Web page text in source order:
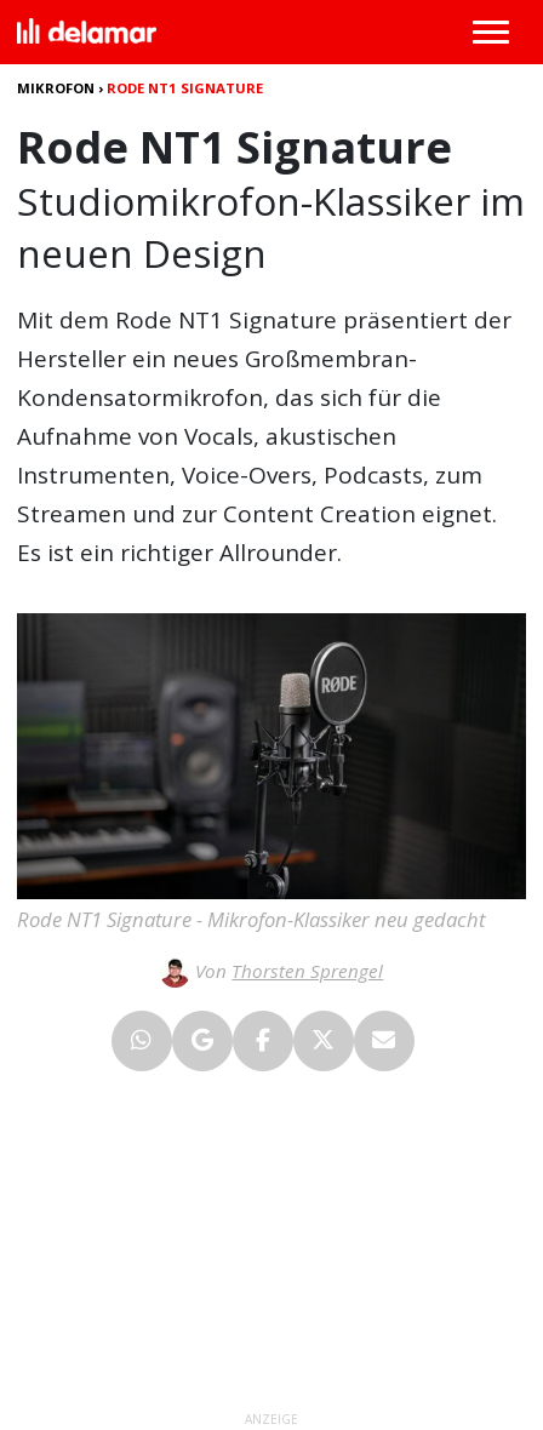
MIKROFON › RODE NT1 SIGNATURE
Rode NT1 Signature
Studiomikrofon-Klassiker im
neuen Design
Mit dem Rode NT1 Signature präsentiert der
Hersteller ein neues Großmembran-
Kondensatormikrofon, das sich für die
Aufnahme von Vocals, akustischen
Instrumenten, Voice-Overs, Podcasts, zum
Streamen und zur Content Creation eignet.
Es ist ein richtiger Allrounder.
Rode NT1 Signature - Mikrofon-Klassiker neu gedacht
Von Thorsten Sprengel
ANZEIGE